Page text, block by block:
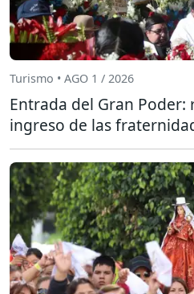
Turismo • AGO 1 / 2026
Entrada del Gran Poder:
ingreso de las